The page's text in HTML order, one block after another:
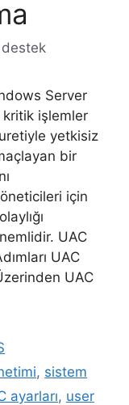
Server
işlemler
yetkisiz
bir
için
UAC
UAC
UAC
, sistem
ayarları, user